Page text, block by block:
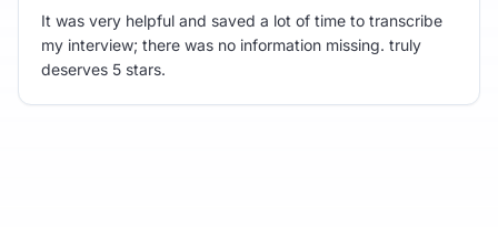
It was very helpful and saved a lot of time to transcribe
my interview; there was no information missing. truly
deserves 5 stars.